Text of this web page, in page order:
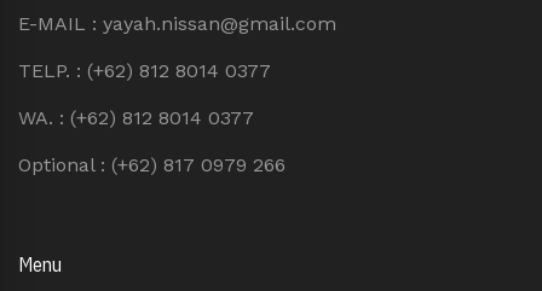
E-MAIL : yayah.nissan@gmail.com
TELP. : (+62) 812 8014 0377
WA. : (+62) 812 8014 0377
Optional : (+62) 817 0979 266
Menu